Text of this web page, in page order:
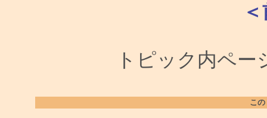
トピック内ペー
こ